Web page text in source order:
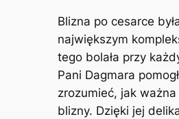
Blizna po cesarce
największym
tego bolała przy
Pani Dagmara
zrozumieć, jak
blizny. Dzięki jej